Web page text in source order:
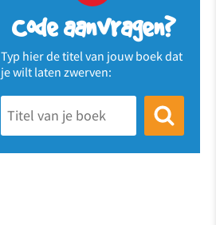
Code aanvragen?
Typ hier de titel van jouw boek dat
je wilt laten zwerven: